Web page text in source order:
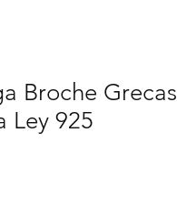
Broche Grecas
Ley 925